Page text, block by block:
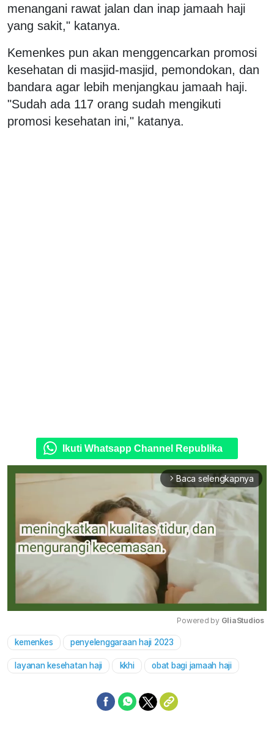
menangani rawat jalan dan inap jamaah haji
yang sakit," katanya.
Kemenkes pun akan menggencarkan promosi
kesehatan di masjid-masjid, pemondokan, dan
bandara agar lebih menjangkau jamaah haji.
"Sudah ada 117 orang sudah mengikuti
promosi kesehatan ini," katanya.
Ikuti Whatsapp Channel Republika
arrow_forward_ios Baca selengkapnya
Powered by GliaStudios
kemenkes penyelenggaraan haji 2023
layanan kesehatan haji kkhi obat bagi jamaah haji